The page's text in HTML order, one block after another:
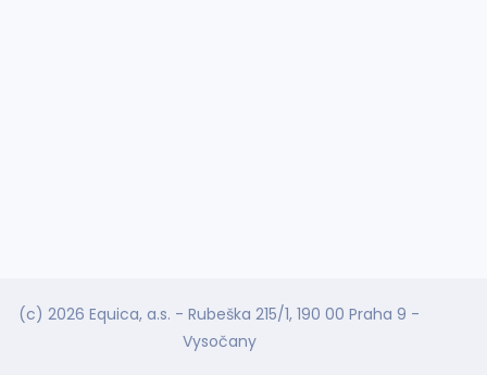
(c) 2026 Equica, a.s. - Rubeška 215/1, 190 00 Praha 9 -
Vysočany